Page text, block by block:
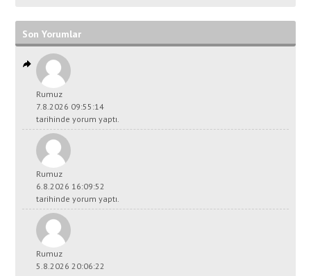
Son Yorumlar
Rumuz
7.8.2026 09:55:14
tarihinde yorum yaptı.
Rumuz
6.8.2026 16:09:52
tarihinde yorum yaptı.
Rumuz
5.8.2026 20:06:22